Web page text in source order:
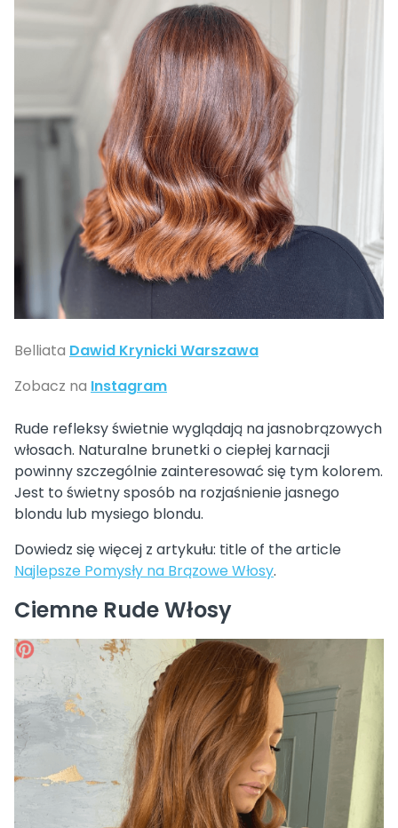
Belliata Dawid Krynicki Warszawa
Zobacz na Instagram
Rude refleksy świetnie wyglądają na jasnobrązowych
włosach. Naturalne brunetki o ciepłej karnacji
powinny szczególnie zainteresować się tym kolorem.
Jest to świetny sposób na rozjaśnienie jasnego
blondu lub mysiego blondu.
Dowiedz się więcej z artykułu: title of the article
Najlepsze Pomysły na Brązowe Włosy.
Ciemne Rude Włosy